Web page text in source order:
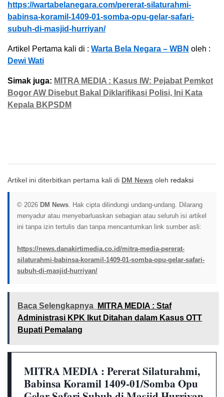
https://wartabelanegara.com/pererat-silaturahmi-
babinsa-koramil-1409-01-somba-opu-gelar-safari-
subuh-di-masjid-hurriyan/
Artikel Pertama kali di : Warta Bela Negara – WBN oleh :
Dewi Wati
Simak juga: MITRA MEDIA : Kasus IW: Pejabat Pemkot
Bogor AW Disebut Bakal Diklarifikasi Polisi, Ini Kata
Kepala BKPSDM
Artikel ini diterbitkan pertama kali di DM News oleh redaksi
© 2026 DM News. Hak cipta dilindungi undang-undang. Dilarang
menyadur atau menyebarluaskan sebagian atau seluruh isi artikel
ini tanpa izin tertulis dan tanpa mencantumkan link sumber asli:
https://news.danakirtimedia.co.id/mitra-media-pererat-
silaturahmi-babinsa-koramil-1409-01-somba-opu-gelar-safari-
subuh-di-masjid-hurriyan/
Baca Selengkapnya
MITRA MEDIA : Staf
Administrasi KPK Ikut Ditahan dalam Kasus OTT
Bupati Pemalang
MITRA MEDIA : Pererat Silaturahmi,
Babinsa Koramil 1409-01/Somba Opu